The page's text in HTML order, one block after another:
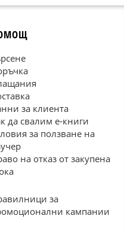
за клиента
да свалим е-книги
за ползване на
на отказ от закупена
за
кампании